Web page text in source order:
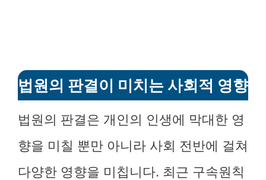
법원의 판결이 미치는 사회적 영향
법원의 판결은 개인의 인생에 막대한 영
향을 미칠 뿐만 아니라 사회 전반에 걸쳐
다양한 영향을 미칩니다. 최근 구속원칙